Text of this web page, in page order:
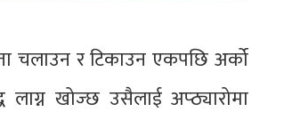
चलाउन र टिकाउन एकपछि अर्को
खोज्छ उसैलाई अप्ठ्यारोमा